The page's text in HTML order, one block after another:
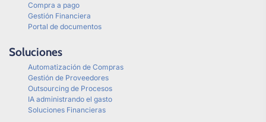
Compra a pago
Gestión Financiera
Portal de documentos
Soluciones
Automatización de Compras
Gestión de Proveedores
Outsourcing de Procesos
IA administrando el gasto
Soluciones Financieras